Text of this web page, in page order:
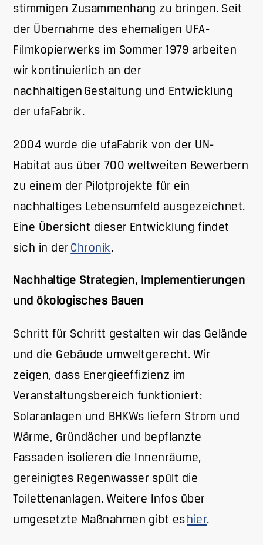
stimmigen Zusammenhang zu bringen. Seit
der Übernahme des ehemaligen UFA-
Filmkopierwerks im Sommer 1979 arbeiten
wir kontinuierlich an der
nachhaltigen Gestaltung und Entwicklung
der ufaFabrik.
2004 wurde die ufaFabrik von der UN-
Habitat aus über 700 weltweiten Bewerbern
zu einem der Pilotprojekte für ein
nachhaltiges Lebensumfeld ausgezeichnet.
Eine Übersicht dieser Entwicklung findet
sich in der Chronik.
Nachhaltige Strategien, Implementierungen
und ökologisches Bauen
Schritt für Schritt gestalten wir das Gelände
und die Gebäude umweltgerecht. Wir
zeigen, dass Energieeffizienz im
Veranstaltungsbereich funktioniert:
Solaranlagen und BHKWs liefern Strom und
Wärme, Gründächer und bepflanzte
Fassaden isolieren die Innenräume,
gereinigtes Regenwasser spült die
Toilettenanlagen. Weitere Infos über
umgesetzte Maßnahmen gibt eshier.